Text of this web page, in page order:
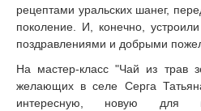
рецептами уральских шанег,
поколение. И, конечно,
поздравлениями и добрыми
На мастер-класс "Чай из трав
желающих в селе Серга
интересную, новую для